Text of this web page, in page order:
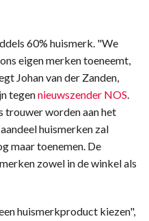
60% huismerk. "We
eigen merken toeneemt,
Johan van der Zanden,
tegennieuwszender NOS.
trouwer worden aan het
huismerken zal
maar toenemen. De
zowel in de winkel als
huismerkproduct kiezen",